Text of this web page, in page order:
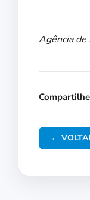
Agência de
←